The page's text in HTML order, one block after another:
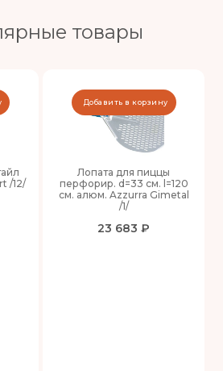
товары
/12/
Лопата для пиццы
перфорир. d=33 см. l=120
см. алюм. Azzurra Gimetal
/1/
23 683 ₽
Добавить в корзину